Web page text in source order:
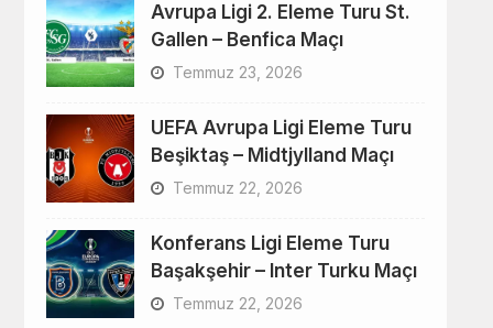
Avrupa Ligi 2. Eleme Turu St.
Gallen – Benfica Maçı
Temmuz 23, 2026
UEFA Avrupa Ligi Eleme Turu
Beşiktaş – Midtjylland Maçı
Temmuz 22, 2026
Konferans Ligi Eleme Turu
Başakşehir – Inter Turku Maçı
Temmuz 22, 2026